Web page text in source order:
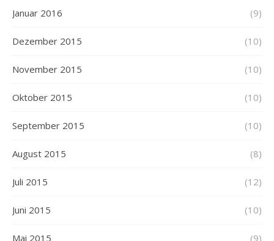
Januar 2016 (9)
Dezember 2015 (10)
November 2015 (10)
Oktober 2015 (10)
September 2015 (10)
August 2015 (8)
Juli 2015 (12)
Juni 2015 (10)
Mai 2015 (9)